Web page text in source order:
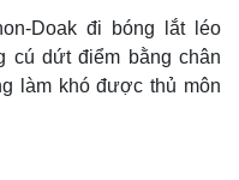
Doak đi bóng lắt léo
cú dứt điểm bằng chân
làm khó được thủ môn